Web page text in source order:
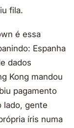
fila.
é essa
Espanha
dados
Kong mandou
pagamento
lado, gente
íris numa